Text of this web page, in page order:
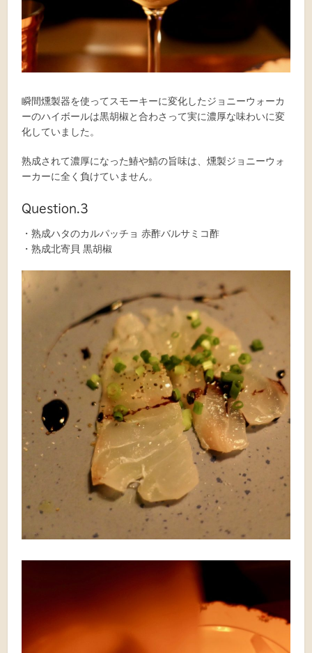
瞬間燻製器を使ってスモーキーに変化したジョニーウォーカ
ーのハイボールは黒胡椒と合わさって実に濃厚な味わいに変
化していました。
熟成されて濃厚になった鰆や鯖の旨味は、燻製ジョニーウォ
ーカーに全く負けていません。
Question.3
・熟成ハタのカルパッチョ 赤酢バルサミコ酢
・熟成北寄貝 黒胡椒